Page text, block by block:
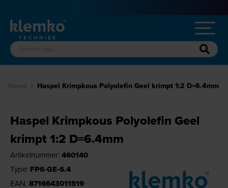
Haspel Krimpkous Polyolefin Geel krimpt 1:2 D=6.4mm
Haspel Krimpkous Polyolefin Geel
krimpt 1:2 D=6.4mm
Artikelnummer: 460140
Type: FP6-GE-6.4
EAN: 8716643011519